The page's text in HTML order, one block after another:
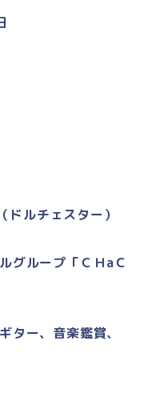
チェスター）
ループ「ＣＨaＣ
、音楽鑑賞、